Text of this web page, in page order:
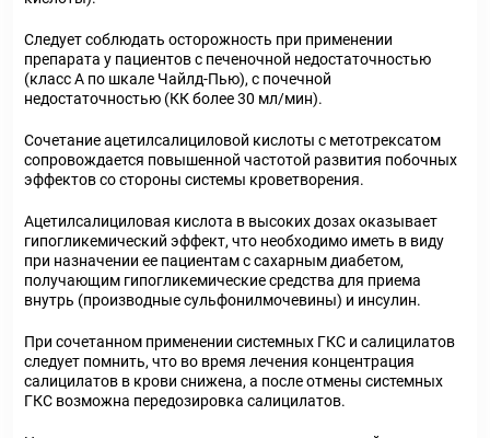
Следует соблюдать осторожность при применении
препарата у пациентов с печеночной недостаточностью
(класс А по шкале Чайлд-Пью), с почечной
недостаточностью (КК более 30 мл/мин).
Сочетание ацетилсалициловой кислоты с метотрексатом
сопровождается повышенной частотой развития побочных
эффектов со стороны системы кроветворения.
Ацетилсалициловая кислота в высоких дозах оказывает
гипогликемический эффект, что необходимо иметь в виду
при назначении ее пациентам с сахарным диабетом,
получающим гипогликемические средства для приема
внутрь (производные сульфонилмочевины) и инсулин.
При сочетанном применении системных ГКС и салицилатов
следует помнить, что во время лечения концентрация
салицилатов в крови снижена, а после отмены системных
ГКС возможна передозировка салицилатов.